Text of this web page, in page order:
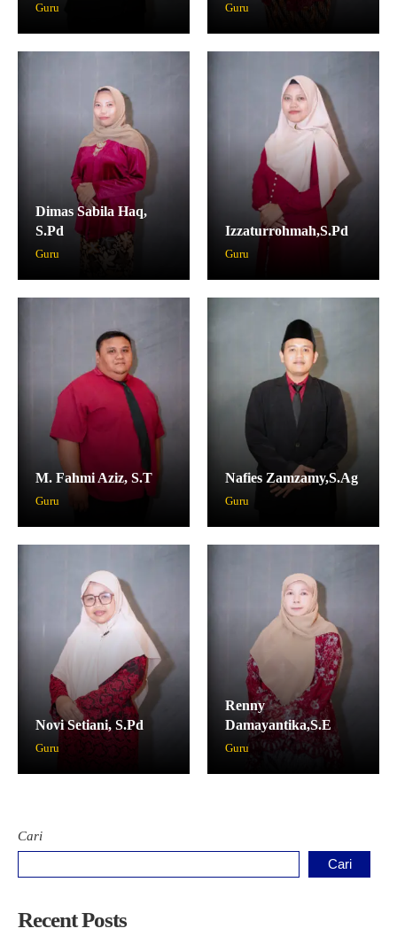
Guru Guru
Dimas Sabila Haq,
S.Pd
Guru
Izzaturrohmah,S.Pd
Guru
M. Fahmi Aziz, S.T
Guru
Nafies Zamzamy,S.Ag
Guru
Novi Setiani, S.Pd
Guru
Renny
Damayantika,S.E
Guru
Cari
Cari
Recent Posts